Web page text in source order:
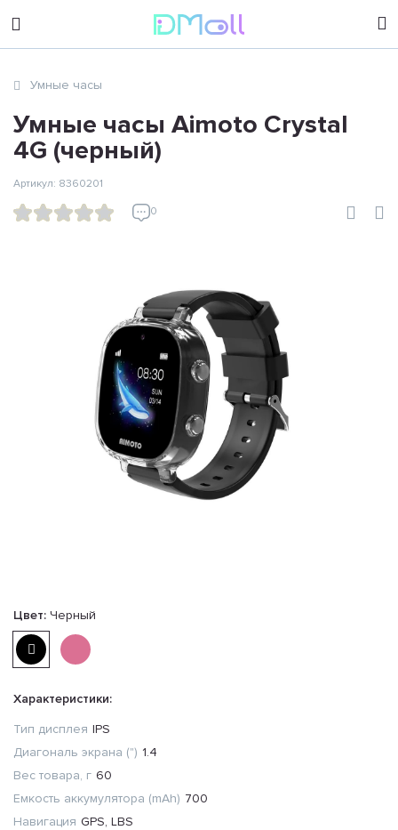
sales@dimoll.ru
Умные часы
Умные часы Aimoto Crystal
4G (черный)
0
Артикул: 8360201
Цвет: Черный
Характеристики:
Тип дисплея IPS
Диагональ экрана (") 1.4
Вес товара, г 60
Емкость аккумулятора (mAh) 700
Навигация GPS, LBS